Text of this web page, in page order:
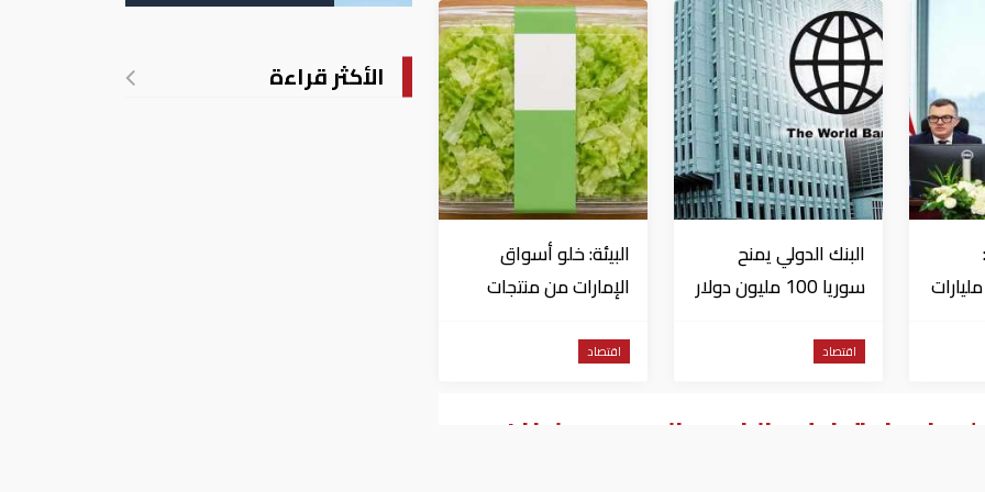
استثمارات بـ4.5 مليارات
البنك الدولي يمنح
سوريا 100 مليون دولار
اقتصاد
البيئة: خلو أسواق
الإمارات من منتجات
داء السيكلوسبورا
اقتصاد
في احتياطي الذهب العربي.. ولبنان
الأكثر قراءة